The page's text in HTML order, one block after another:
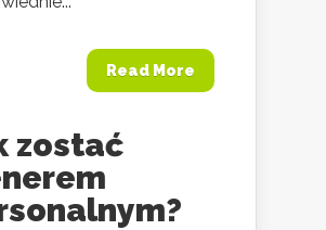
Read More
zostać